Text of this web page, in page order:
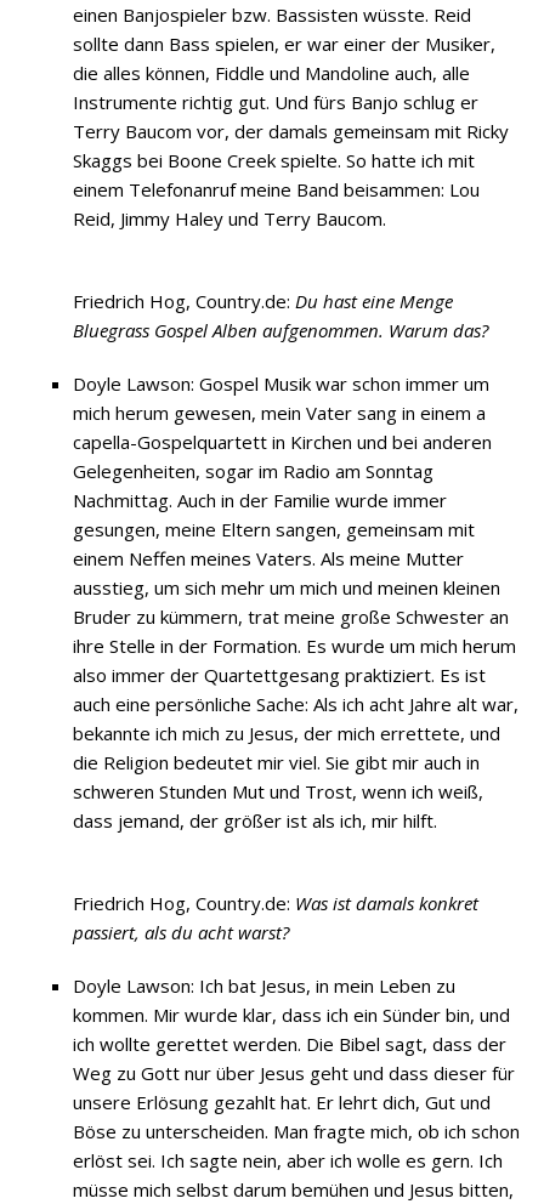
einen Banjospieler bzw. Bassisten wüsste. Reid
sollte dann Bass spielen, er war einer der Musiker,
die alles können, Fiddle und Mandoline auch, alle
Instrumente richtig gut. Und fürs Banjo schlug er
Terry Baucom vor, der damals gemeinsam mit Ricky
Skaggs bei Boone Creek spielte. So hatte ich mit
einem Telefonanruf meine Band beisammen: Lou
Reid, Jimmy Haley und Terry Baucom.
Friedrich Hog, Country.de: Du hast eine Menge
Bluegrass Gospel Alben aufgenommen. Warum das?
Doyle Lawson: Gospel Musik war schon immer um
mich herum gewesen, mein Vater sang in einem a
capella-Gospelquartett in Kirchen und bei anderen
Gelegenheiten, sogar im Radio am Sonntag
Nachmittag. Auch in der Familie wurde immer
gesungen, meine Eltern sangen, gemeinsam mit
einem Neffen meines Vaters. Als meine Mutter
ausstieg, um sich mehr um mich und meinen kleinen
Bruder zu kümmern, trat meine große Schwester an
ihre Stelle in der Formation. Es wurde um mich herum
also immer der Quartettgesang praktiziert. Es ist
auch eine persönliche Sache: Als ich acht Jahre alt war,
bekannte ich mich zu Jesus, der mich errettete, und
die Religion bedeutet mir viel. Sie gibt mir auch in
schweren Stunden Mut und Trost, wenn ich weiß,
dass jemand, der größer ist als ich, mir hilft.
Friedrich Hog, Country.de: Was ist damals konkret
passiert, als du acht warst?
Doyle Lawson: Ich bat Jesus, in mein Leben zu
kommen. Mir wurde klar, dass ich ein Sünder bin, und
ich wollte gerettet werden. Die Bibel sagt, dass der
Weg zu Gott nur über Jesus geht und dass dieser für
unsere Erlösung gezahlt hat. Er lehrt dich, Gut und
Böse zu unterscheiden. Man fragte mich, ob ich schon
erlöst sei. Ich sagte nein, aber ich wolle es gern. Ich
müsse mich selbst darum bemühen und Jesus bitten,